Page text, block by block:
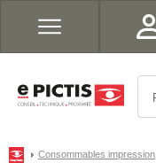
Consommables impression